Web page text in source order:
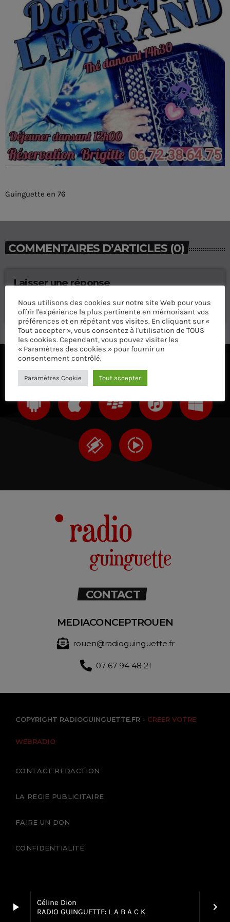
play_arrow
Céline Dion
RADIO GUINGUETTE: L A B A C K
keyboard_arrow_right
Guinguette en 76
COMMENTAIRES D’ARTICLES (0)
Laisser une réponse
Vous devez être connecté pour ajouter un commentaire.
Connectez-vous maintenant
ÉCOUTEZ AVEC VOTRE APP ET SUR LE
CONTACT
MEDIACONCEPTROUEN
rouen@radioguinguette.fr
07 67 94 48 21
COPYRIGHT RADIOGUINGUETTE.FR - CREER VOTRE
WEBRADIO
CONTACT REDACTION
LA REGIE PUBLICITAIRE
FAIRE UN DON
CONFIDENTIALITÉ
Nous utilisons des cookies sur notre site Web pour vous
offrir l'expérience la plus pertinente en mémorisant vos
préférences et en répétant vos visites. En cliquant sur «
Tout accepter », vous consentez à l'utilisation de TOUS
les cookies. Cependant, vous pouvez visiter les
« Paramètres des cookies » pour fournir un
consentement contrôlé.
Paramètres Cookie Tout accepter